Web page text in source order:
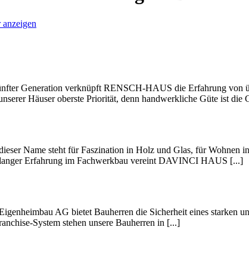
Generation verknüpft RENSCH-HAUS die Erfahrung von
Häuser oberste Priorität, denn handwerkliche Güte ist die
Name steht für Faszination in Holz und Glas, für Wohnen
Erfahrung im Fachwerkbau vereint DAVINCI HAUS [...]
AG bietet Bauherren die Sicherheit eines starken
System stehen unsere Bauherren in [...]